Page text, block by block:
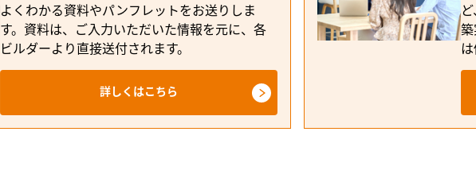
よくわかる資料やパンフレットをお送りしま
す。資料は、ご入力いただいた情報を元に、各
ビルダーより直接送付されます。
詳しくはこちら